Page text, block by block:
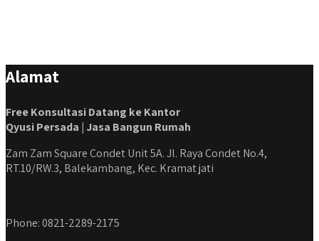
Alamat
Free Konsultasi Datang ke Kantor
Qyusi Persada | Jasa Bangun Rumah
Zam Zam Square Condet Unit 5A. Jl. Raya Condet No.4,
RT.10/RW.3, Balekambang, Kec. Kramat jati
Phone: 0821-2289-2175